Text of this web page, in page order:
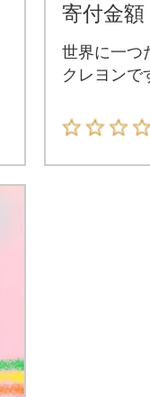
寄付金額
世界に一つ
クレヨンで